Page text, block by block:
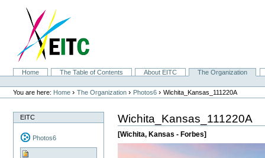
navigation
SectionsHome The Table of Contents About EITC
The Organization
Personal
tools
You are here: Home ›The Organization › Photos6 ›Wichita_Kansas_111220A
EITC
Photos6
Wichita_Kansas_111220A
[Wichita, Kansas - Forbes]